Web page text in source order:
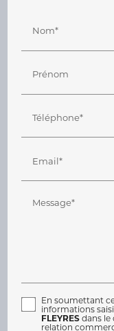
Nom*
Prénom
Téléphone*
Email*
Message*
En soumettant
informations
FLEYRES dans le
relation